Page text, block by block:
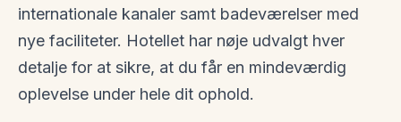
internationale kanaler samt badeværelser med
nye faciliteter. Hotellet har nøje udvalgt hver
detalje for at sikre, at du får en mindeværdig
oplevelse under hele dit ophold.